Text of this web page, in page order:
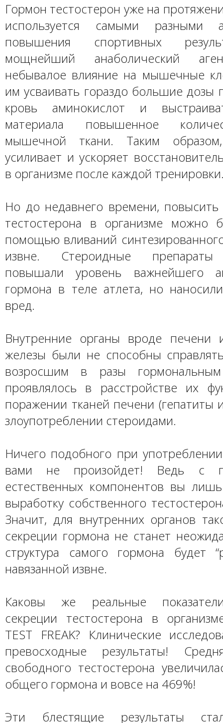
Гормон тестостерон уже на
используется самыми разными
повышения спортивных
мощнейший анаболический
небывалое влияние на мышечные
им усваивать гораздо большие дозы
кровь аминокислот и
материала повышенное
мышечной ткани. Таким образом,
усиливает и ускоряет
в организме после каждой
Но до недавнего времени,
тестостерона в организме можно
помощью вливаний
извне. Стероидные препараты
повышали уровень важнейшего
гормона в теле атлета, но
вред.
Внутренние органы вроде печени
железы были не способны
возросшим в разы
проявлялось в расстройстве их
поражении тканей печени (гепатиты
злоупотреблении стероидами.
Ничего подобного при употреблении
вами не произойдет! Ведь с
естественных компонентов вы
выработку собственного
Значит, для внутренних органов
секреции гормона не станет
структура самого гормона будет
навязанной извне.
Каковы же реальные
секреции тестостерона в
TEST FREAK? Клинические
превосходные результаты!
свободного тестостерона
общего гормона и вовсе на 469%!
Эти блестящие результаты